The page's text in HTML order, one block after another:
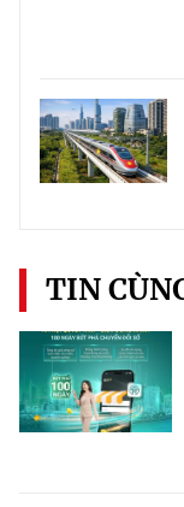
TIN